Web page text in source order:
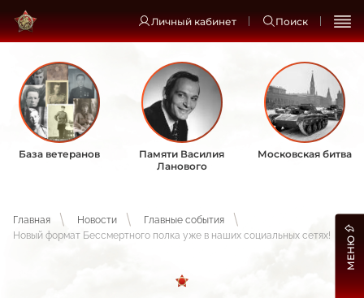
Личный кабинет Поиск
База ветеранов
Памяти Василия
Ланового
Московская битва
Главная Новости
Главные события
Новый формат Бессмертного полка уже в наших социальных сетях!
МЕНЮ